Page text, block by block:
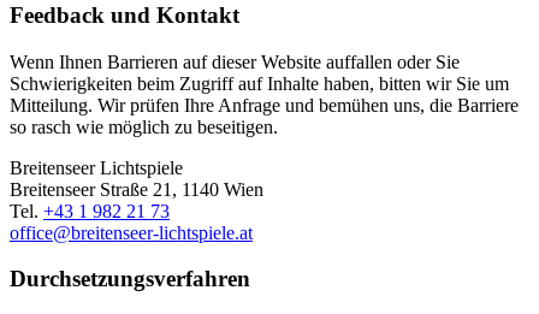
Feedback und Kontakt
Wenn Ihnen Barrieren auf dieser Website auffallen oder Sie
Schwierigkeiten beim Zugriff auf Inhalte haben, bitten wir Sie um
Mitteilung. Wir prüfen Ihre Anfrage und bemühen uns, die Barriere
so rasch wie möglich zu beseitigen.
Breitenseer Lichtspiele
Breitenseer Straße 21, 1140 Wien
Tel. +43 1 982 21 73
office@breitenseer-lichtspiele.at
Durchsetzungsverfahren